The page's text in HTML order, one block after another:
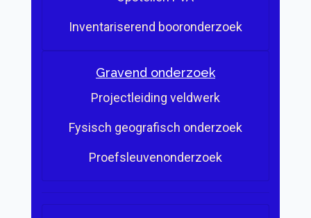
Inventariserend booronderzoek
Gravend onderzoek
Projectleiding veldwerk
Fysisch geografisch onderzoek
Proefsleuvenonderzoek